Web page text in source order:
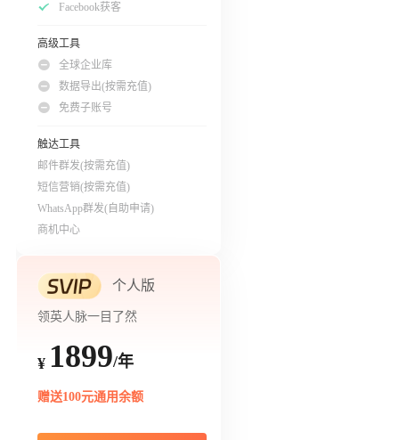
Facebook获客
高级工具
全球企业库
数据导出(按需充值)
免费子账号
触达工具
邮件群发(按需充值)
短信营销(按需充值)
WhatsApp群发(自助申请)
商机中心
个人版
领英人脉一目了然
¥ 1899/年
赠送100元通用余额